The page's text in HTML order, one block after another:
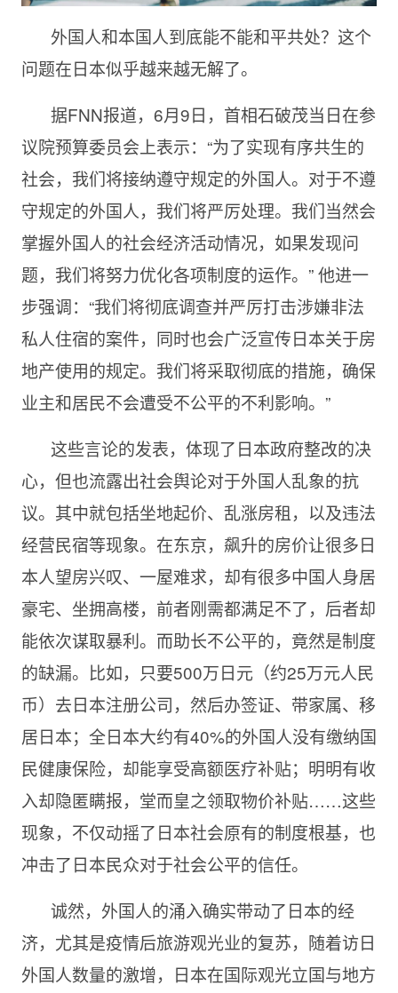
外国人和本国人到底能不能和平共处？这个
问题在日本似乎越来越无解了。
据FNN报道，6月9日，首相石破茂当日在参
议院预算委员会上表示：“为了实现有序共生的
社会，我们将接纳遵守规定的外国人。对于不遵
守规定的外国人，我们将严厉处理。我们当然会
掌握外国人的社会经济活动情况，如果发现问
题，我们将努力优化各项制度的运作。” 他进一
步强调：“我们将彻底调查并严厉打击涉嫌非法
私人住宿的案件，同时也会广泛宣传日本关于房
地产使用的规定。我们将采取彻底的措施，确保
业主和居民不会遭受不公平的不利影响。”
这些言论的发表，体现了日本政府整改的决
心，但也流露出社会舆论对于外国人乱象的抗
议。其中就包括坐地起价、乱涨房租，以及违法
经营民宿等现象。在东京，飙升的房价让很多日
本人望房兴叹、一屋难求，却有很多中国人身居
豪宅、坐拥高楼，前者刚需都满足不了，后者却
能依次谋取暴利。而助长不公平的，竟然是制度
的缺漏。比如，只要500万日元（约25万元人民
币）去日本注册公司，然后办签证、带家属、移
居日本；全日本大约有40%的外国人没有缴纳国
民健康保险，却能享受高额医疗补贴；明明有收
入却隐匿瞒报，堂而皇之领取物价补贴……这些
现象，不仅动摇了日本社会原有的制度根基，也
冲击了日本民众对于社会公平的信任。
诚然，外国人的涌入确实带动了日本的经
济，尤其是疫情后旅游观光业的复苏，随着访日
外国人数量的激增，日本在国际观光立国与地方